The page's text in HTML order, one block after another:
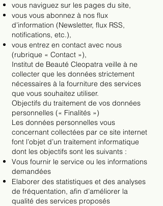
vous naviguez sur les pages du site,
vous vous abonnez à nos flux
d’information (Newsletter, flux RSS,
notifications, etc.),
vous entrez en contact avec nous
(rubrique « Contact »),
Institut de Beauté Cleopatra veille à ne
collecter que les données strictement
nécessaires à la fourniture des services
que vous souhaitez utiliser.
Objectifs du traitement de vos données
personnelles (« Finalités »)
Les données personnelles vous
concernant collectées par ce site internet
font l’objet d’un traitement informatique
dont les objectifs sont les suivants :
Vous fournir le service ou les informations
demandées
Elaborer des statistiques et des analyses
de fréquentation, afin d’améliorer la
qualité des services proposés